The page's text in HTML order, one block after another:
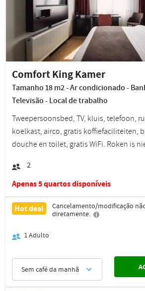
Comfort King Kamer
Tamanho 18 m2 - Ar condicionado -
Televisão - Local de trabalho
Tweepersoonsbed, TV, kluis, telefoon,
koelkast, airco, gratis koffiefaciliteiten,
douche en toilet, gratis WiFi. Roken is
2
Apenas 5 quartos disponíveis
Hot deal
Cancelamento/modificação
diretamente.
1Adulto
Sem café da manhã